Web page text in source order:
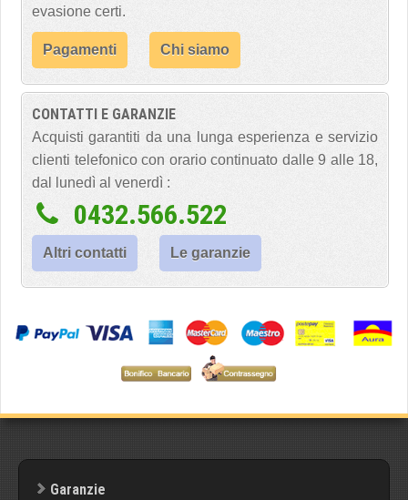
evasione certi.
Pagamenti Chi siamo
CONTATTI E GARANZIE
Acquisti garantiti da una lunga esperienza e servizio
clienti telefonico con orario continuato dalle 9 alle 18,
dal lunedì al venerdì :
0432.566.522
Altri contatti Le garanzie
Garanzie